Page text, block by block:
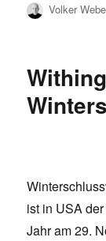
Author
Volker
ist in USA
Jahr am 29.